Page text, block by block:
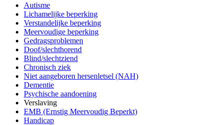
Autisme
Lichamelijke beperking
Verstandelijke beperking
Meervoudige beperking
Gedragsproblemen
Doof/slechthorend
Blind/slechtziend
Chronisch ziek
Niet aangeboren hersenletsel (NAH)
Dementie
Psychische aandoening
Verslaving
EMB (Ernstig Meervoudig Beperkt)
Handicap